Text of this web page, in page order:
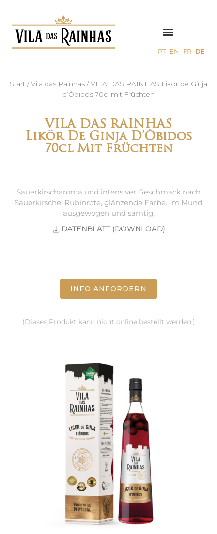
PT EN FR DE
Start /Vila das Rainhas / VILA DAS RAINHAS Likör de Ginja
d’Óbidos 70cl mit Früchten
VILA DAS RAINHAS
Likör De Ginja D’Óbidos
70cl Mit Früchten
Sauerkirscharoma und intensiver Geschmack nach
Sauerkirsche. Rubinrote, glänzende Farbe. Im Mund
ausgewogen und samtig.
DATENBLATT (DOWNLOAD)
INFO ANFORDERN
(Dieses Produkt kann nicht online bestellt werden.)